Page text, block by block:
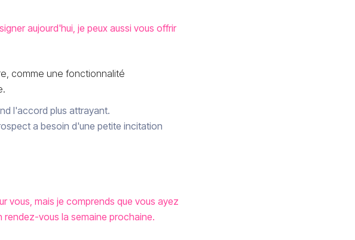
aujourd'hui, je peux aussi vous offrir
comme une fonctionnalité
l'accord plus attrayant.
a besoin d'une petite incitation
vous, mais je comprends que vous ayez
rendez-vous la semaine prochaine.